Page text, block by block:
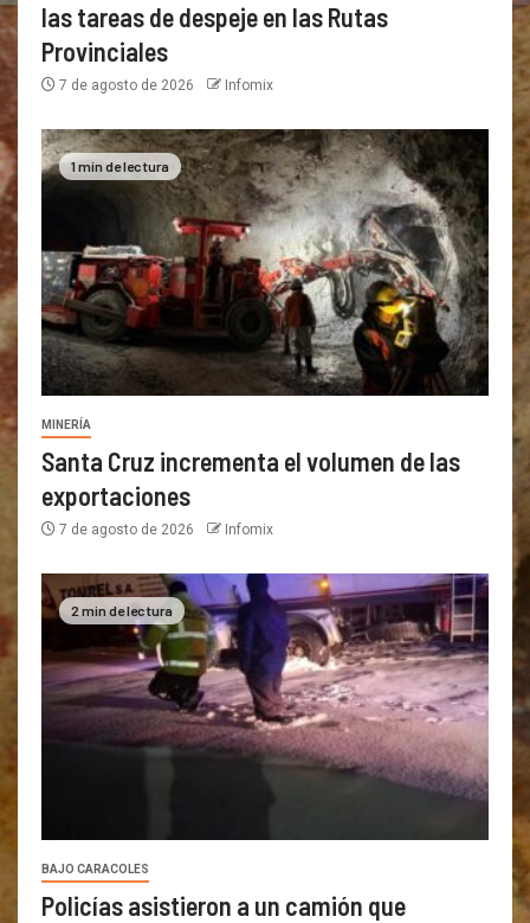
las tareas de despeje en las Rutas
Provinciales
7 de agosto de 2026 Infomix
1 min de lectura
MINERÍA
Santa Cruz incrementa el volumen de las
exportaciones
7 de agosto de 2026 Infomix
2 min de lectura
BAJO CARACOLES
Policías asistieron a un camión que